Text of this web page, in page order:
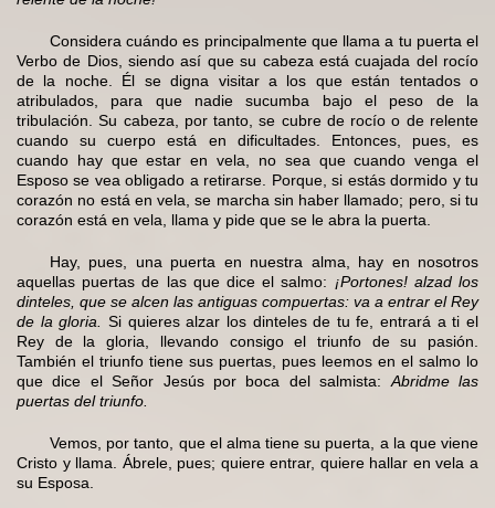
Considera cuándo es principalmente que llama a tu puerta el
Verbo de Dios, siendo así que su cabeza está cuajada del rocío
de la noche. Él se digna visitar a los que están tentados o
atribulados, para que nadie sucumba bajo el peso de la
tribulación. Su cabeza, por tanto, se cubre de rocío o de relente
cuando su cuerpo está en dificultades. Entonces, pues, es
cuando hay que estar en vela, no sea que cuando venga el
Esposo se vea obligado a retirarse. Porque, si estás dormido y tu
corazón no está en vela, se marcha sin haber llamado; pero, si tu
corazón está en vela, llama y pide que se le abra la puerta.
Hay, pues, una puerta en nuestra alma, hay en nosotros
aquellas puertas de las que dice el salmo: ¡Portones! alzad los
dinteles, que se alcen las antiguas compuertas: va a entrar el Rey
de la gloria. Si quieres alzar los dinteles de tu fe, entrará a ti el
Rey de la gloria, llevando consigo el triunfo de su pasión.
También el triunfo tiene sus puertas, pues leemos en el salmo lo
que dice el Señor Jesús por boca del salmista:Abridme las
puertas del triunfo.
Vemos, por tanto, que el alma tiene su puerta, a la que viene
Cristo y llama. Ábrele, pues; quiere entrar, quiere hallar en vela a
su Esposa.